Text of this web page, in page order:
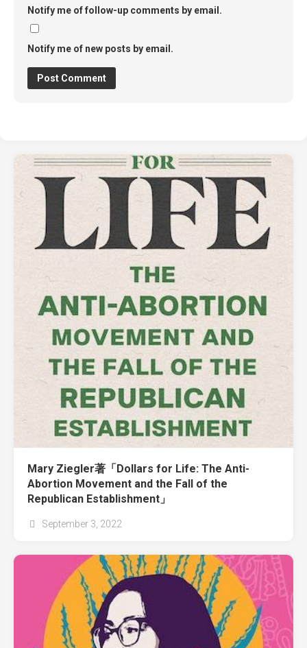
Notify me of follow-up comments by email.
Notify me of new posts by email.
Mary Ziegler著「Dollars for Life: The Anti-
Abortion Movement and the Fall of the
Republican Establishment」
September 3, 2022